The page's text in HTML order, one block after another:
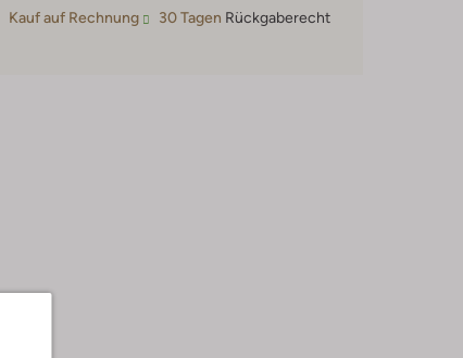
Kauf auf Rechnung 30 Tagen Rückgaberecht